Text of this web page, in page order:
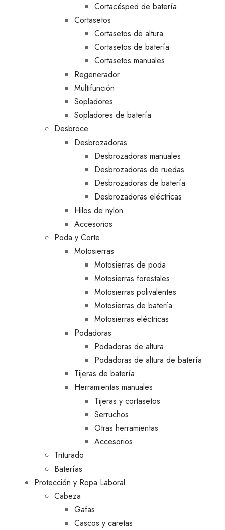
Cortacésped de batería
Cortasetos
Cortasetos de altura
Cortasetos de batería
Cortasetos manuales
Regenerador
Multifunción
Sopladores
Sopladores de batería
Desbroce
Desbrozadoras
Desbrozadoras manuales
Desbrozadoras de ruedas
Desbrozadoras de batería
Desbrozadoras eléctricas
Hilos de nylon
Accesorios
Poda y Corte
Motosierras
Motosierras de poda
Motosierras forestales
Motosierras polivalentes
Motosierras de batería
Motosierras eléctricas
Podadoras
Podadoras de altura
Podadoras de altura de batería
Tijeras de batería
Herramientas manuales
Tijeras y cortasetos
Serruchos
Otras herramientas
Accesorios
Triturado
Baterías
Protección y Ropa Laboral
Cabeza
Gafas
Cascos y caretas